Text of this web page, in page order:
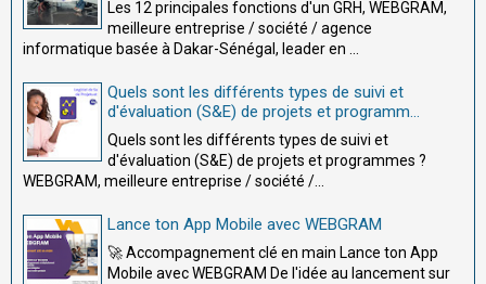
Les 12 principales fonctions d'un GRH, WEBGRAM,
meilleure entreprise / société / agence
informatique basée à Dakar-Sénégal, leader en ...
Quels sont les différents types de suivi et
d'évaluation (S&E) de projets et programm...
Quels sont les différents types de suivi et
d'évaluation (S&E) de projets et programmes ?
WEBGRAM, meilleure entreprise / société /...
Lance ton App Mobile avec WEBGRAM
🚀 Accompagnement clé en main Lance ton App
Mobile avec WEBGRAM De l'idée au lancement sur